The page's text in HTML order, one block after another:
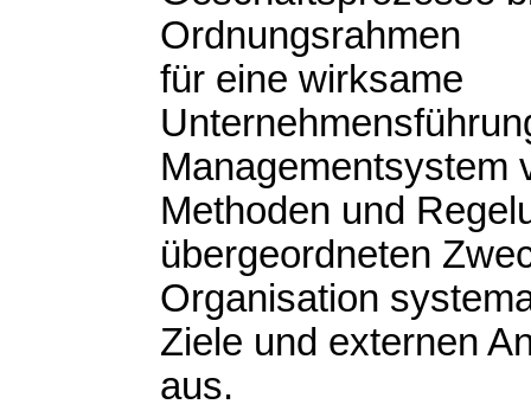
Ordnungsrahmen
für eine wirksame
Managementsystem
Methoden und
übergeordneten
Organisation
Ziele und externen
aus.